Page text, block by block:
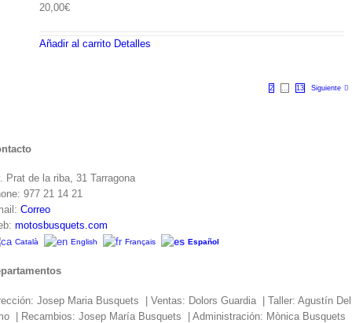
20,00€
Añadir al carrito Detalles
2 13 Siguiente
Prat de la riba, 31 Tarragona
977 21 14 21
Correo
motosbusquets.com
Català English Français Español
Josep Maria Busquets | Ventas: Dolors Guardia | Taller: Agustín Del
| Recambios: Josep María Busquets | Administración: Mònica Busquets